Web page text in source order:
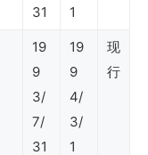
31 1
19
9
3/
7/
31
19
9
4/
3/
1
现
行